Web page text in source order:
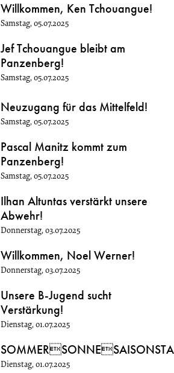
Willkommen, Ken Tchouangue!
Samstag, 05.07.2025
Jef Tchouangue bleibt am
Panzenberg!
Samstag, 05.07.2025
Neuzugang für das Mittelfeld!
Samstag, 05.07.2025
Pascal Manitz kommt zum
Panzenberg!
Samstag, 05.07.2025
Ilhan Altuntas verstärkt unsere
Abwehr!
Donnerstag, 03.07.2025
Willkommen, Noel Werner!
Donnerstag, 03.07.2025
Unsere B-Jugend sucht
Verstärkung!
Dienstag, 01.07.2025
Dienstag, 01.07.2025